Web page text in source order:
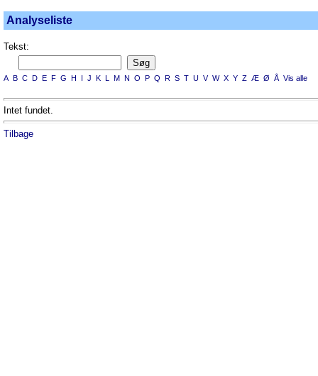
Analyseliste
Tekst:
A B C D E F G H I J K L M N O P Q R S T U V W X Y Z Æ Ø Å Vis alle
Intet fundet.
Tilbage